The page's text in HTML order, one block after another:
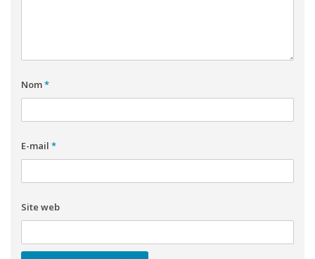
Nom*
E-mail *
Site web